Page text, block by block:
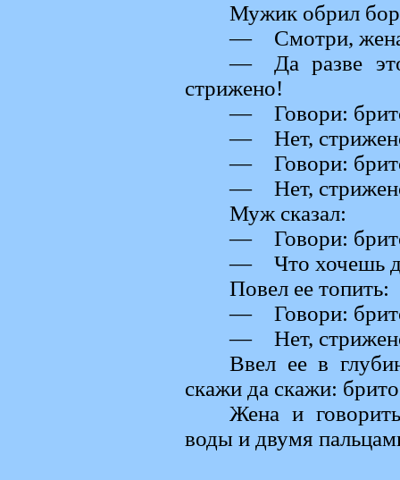
Мужик обрил
— Смотри, жена,
— Да разве
стрижено!
— Говори:
— Нет,
— Говори:
— Нет,
Муж сказал:
— Говори:
— Что хочешь
Повел ее топить:
— Говори:
— Нет,
Ввел ее в
скажи да скажи:
Жена и
воды и двумя